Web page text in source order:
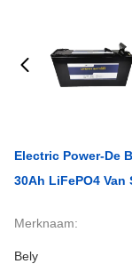
Electric Power-De
30Ah LiFePO4
Merknaam:
Bely